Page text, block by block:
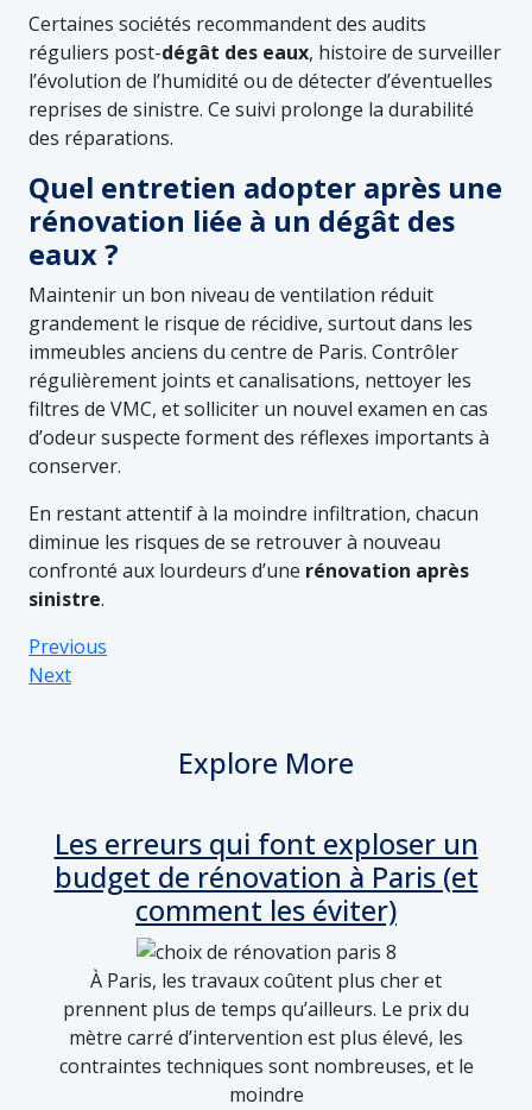
Certaines sociétés recommandent des audits
réguliers post-dégât des eaux, histoire de surveiller
l’évolution de l’humidité ou de détecter d’éventuelles
reprises de sinistre. Ce suivi prolonge la durabilité
des réparations.
Quel entretien adopter après une
rénovation liée à un dégât des
eaux ?
Maintenir un bon niveau de ventilation réduit
grandement le risque de récidive, surtout dans les
immeubles anciens du centre de Paris. Contrôler
régulièrement joints et canalisations, nettoyer les
filtres de VMC, et solliciter un nouvel examen en cas
d’odeur suspecte forment des réflexes importants à
conserver.
En restant attentif à la moindre infiltration, chacun
diminue les risques de se retrouver à nouveau
confronté aux lourdeurs d’une rénovation après
sinistre.
Previous
Next
Explore More
Les erreurs qui font exploser un
budget de rénovation à Paris (et
comment les éviter)
À Paris, les travaux coûtent plus cher et
prennent plus de temps qu’ailleurs. Le prix du
mètre carré d’intervention est plus élevé, les
contraintes techniques sont nombreuses, et le
moindre